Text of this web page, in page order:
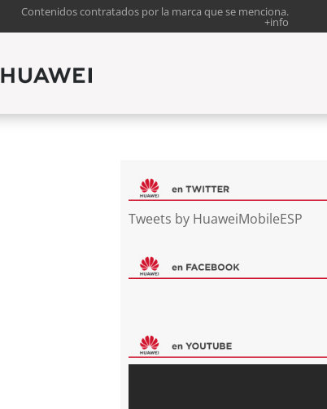
Contenidos contratados por la marca que se menciona.
+info
Tweets by HuaweiMobileESP